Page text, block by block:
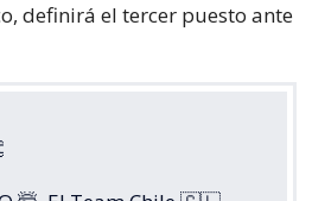
definirá el tercer puesto ante